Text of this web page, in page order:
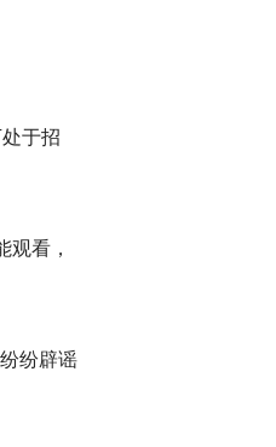
于招
看，
纷辟谣